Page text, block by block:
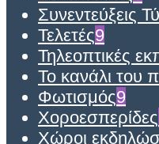
Συνεντεύξεις
Τελετές9
Τηλεοπτικές
Το κανάλι του
Φωτισμός9
Χοροεσπερίδες
Χώροι